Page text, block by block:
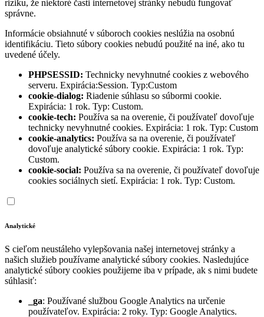
riziku, že niektoré časti internetovej stránky nebudú fungovať
správne.
Informácie obsiahnuté v súboroch cookies neslúžia na osobnú
identifikáciu. Tieto súbory cookies nebudú použité na iné, ako tu
uvedené účely.
PHPSESSID: Technicky nevyhnutné cookies z webového
serveru. Expirácia:Session. Typ:Custom
cookie-dialog: Riadenie súhlasu so súbormi cookie.
Expirácia: 1 rok. Typ: Custom.
cookie-tech: Používa sa na overenie, či používateľ dovoľuje
technicky nevyhnutné cookies. Expirácia: 1 rok. Typ: Custom
cookie-analytics: Používa sa na overenie, či používateľ
dovoľuje analytické súbory cookie. Expirácia: 1 rok. Typ:
Custom.
cookie-social: Používa sa na overenie, či používateľ dovoľuje
cookies sociálnych sietí. Expirácia: 1 rok. Typ: Custom.
Analytické
S cieľom neustáleho vylepšovania našej internetovej stránky a
našich služieb používame analytické súbory cookies. Nasledujúce
analytické súbory cookies použijeme iba v prípade, ak s nimi budete
súhlasiť:
_ga: Používané službou Google Analytics na určenie
používateľov. Expirácia: 2 roky. Typ: Google Analytics.